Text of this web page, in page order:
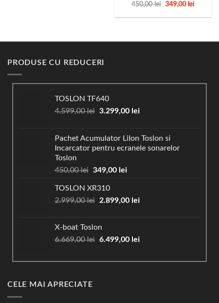
450,00lei
Prețul
a
349,00 leiPrețul
este:
PRODUSE CU REDUCERI
TOSLON TF640
4.599,00lei Prețul
fost:
4.599,00 lei.
3.299,00 leiPrețul
3.299,00 lei.
Pachet Acumulator LiIon Toslon si
Incarcator pentru ecranele sonarelor
Toslon
450,00lei Prețul
a
fost:
349,00 leiPrețul
349,00 lei.
TOSLON XR310
2.999,00lei
Prețul
fost:
2.999,00 lei.
2.899,00 leiPrețul
X-boat Toslon
6.669,00lei Prețul
a
6.499,00 leiPrețul
este:
CELE MAI APRECIATE